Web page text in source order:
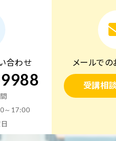
合わせ
9988
～17:00
メールで
受講相